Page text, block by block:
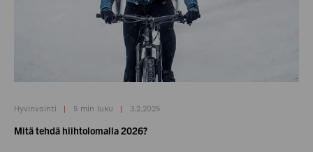
Mitä tehdä hiihtolomalla 2026?
Hyvinvointi 5 min luku 3.2.2025